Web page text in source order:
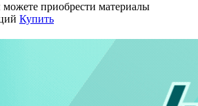
приобрести материалы
Купить